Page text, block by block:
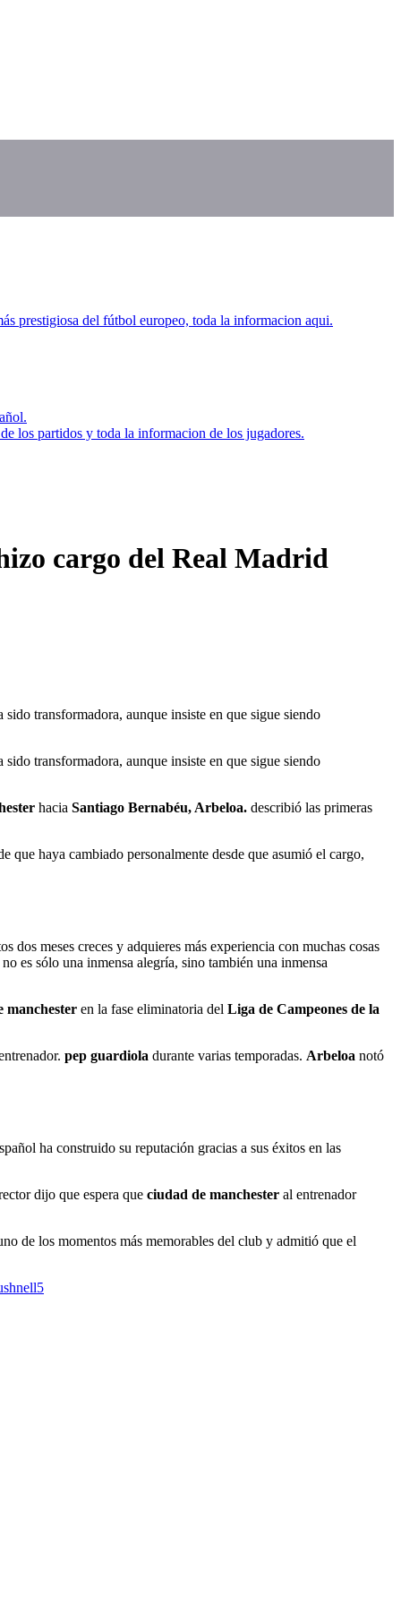
prestigiosa del fútbol europeo, toda la informacion aqui.
los partidos y toda la informacion de los jugadores.
cargo del Real Madrid
transformadora, aunque insiste en que sigue siendo
transformadora, aunque insiste en que sigue siendo
hacia Santiago Bernabéu, Arbeloa. describió las primeras
haya cambiado personalmente desde que asumió el cargo,
meses creces y adquieres más experiencia con muchas cosas
es sólo una inmensa alegría, sino también una inmensa
manchester en la fase eliminatoria del Liga de Campeones de la
pep guardiola durante varias temporadas. Arbeloa notó
ha construido su reputación gracias a sus éxitos en las
dijo que espera que ciudad de manchester al entrenador
de los momentos más memorables del club y admitió que el